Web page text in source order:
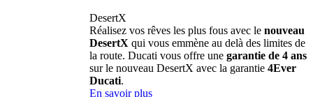
DesertX
Réalisez vos rêves les plus fous avec le nouveau
DesertX qui vous emmène au delà des limites de
la route. Ducati vous offre une garantie de 4 ans
sur le nouveau DesertX avec la garantie 4Ever
Ducati.
En savoir plus